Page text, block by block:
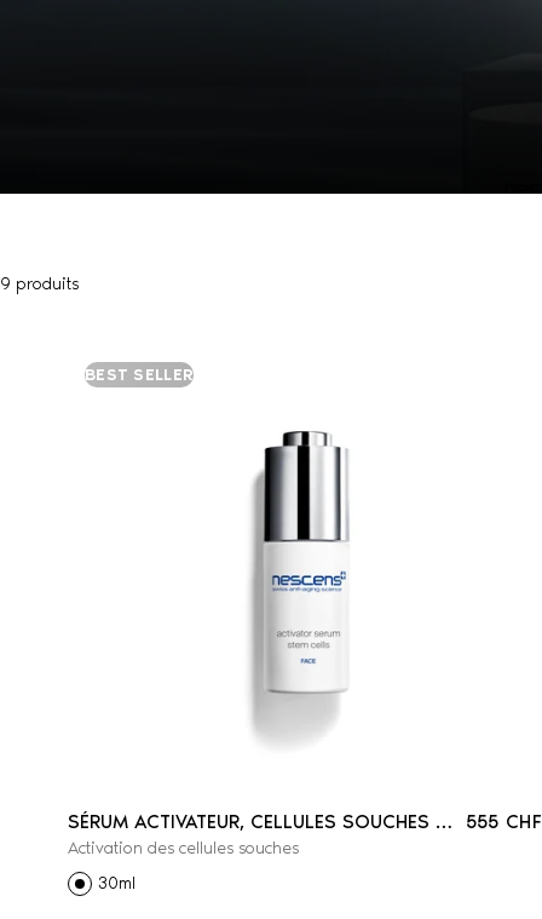
9 produits
BEST SELLER
SÉRUM ACTIVATEUR, CELLULES SOUCHES -
VISAGE
Activation des cellules souches
555 CHF
30ml